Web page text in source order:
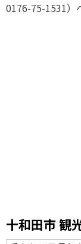
0176-75-1531）
十和田市 観